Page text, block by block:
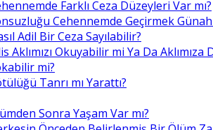
Farklı Ceza Düzeyleri Var mı?
Cehennemde Geçirmek
Adil Bir Ceza Sayılabilir?
Aklımızı Okuyabilir mi Ya Da Aklımıza
mi?
Tanrı mı Yarattı?
Sonra Yaşam Var mı?